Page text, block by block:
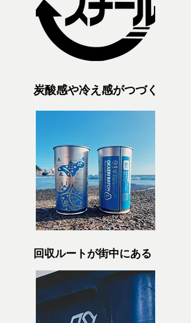
炭酸感や冷え感がつづく
回収ルートが街中にある